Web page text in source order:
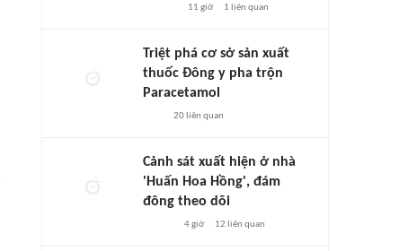
11 giờ 1 liên quan
Triệt phá cơ sở sản xuất
thuốc Đông y pha trộn
Paracetamol
20liên quan
Cảnh sát xuất hiện ở nhà
'Huấn Hoa Hồng', đám
đông theo dõi
4 giờ 12 liên quan